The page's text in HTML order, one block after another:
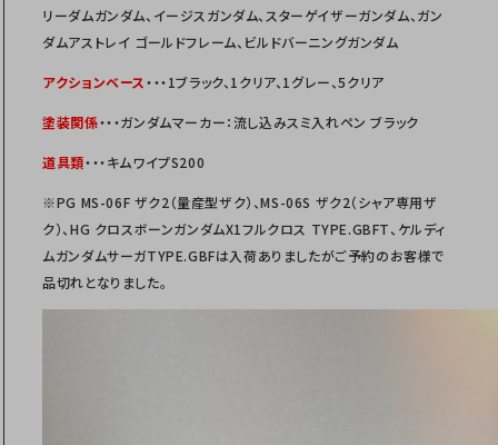
リーダムガンダム、イージスガンダム、スターゲイザーガンダム、ガン
ダムアストレイ ゴールドフレーム、ビルドバーニングガンダム
アクションベース・・・1ブラック、1クリア、1グレー、5クリア
塗装関係・・・ガンダムマーカー：流し込みスミ入れペン ブラック
道具類・・・キムワイプS200
※PG MS-06F ザク2（量産型ザク）、MS-06S ザク2（シャア専用ザ
ク）、HG クロスボーンガンダムX1フルクロス TYPE.GBFT、ケルディ
ムガンダムサーガTYPE.GBFは入荷ありましたがご予約のお客様で
品切れとなりました。